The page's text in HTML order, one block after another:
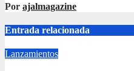
Por ajalmagazine
Entrada relacionada
Lanzamientos